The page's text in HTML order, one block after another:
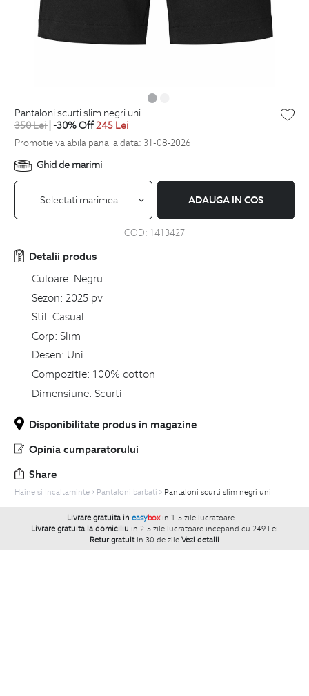
pantaloni scurti slim negri uni
350Lei| -30% Off245 Lei
Promotie valabila pana la data: 31-08-2026
Ghid de marimi
Selectati marimea ADAUGA IN COS
COD: 1413427
Detalii produs
Culoare: Negru
Sezon: 2025 pv
Stil: Casual
Corp: Slim
Desen: Uni
Compozitie: 100% cotton
Dimensiune: Scurti
Disponibilitate produs in magazine
Opinia cumparatorului
Share
Haine si Incaltaminte Pantaloni barbati Pantaloni scurti slim negri uni
Livrare gratuita in easybox in 1-5 zile lucratoare. `
Livrare gratuita la domiciliu in 2-5 zile lucratoare incepand cu 249 Lei
Retur gratuit in 30 de zile Vezi detalii